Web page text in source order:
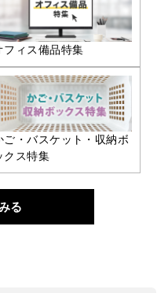
フィス備品特集
ご・バスケット・収納ボ
クス特集
る